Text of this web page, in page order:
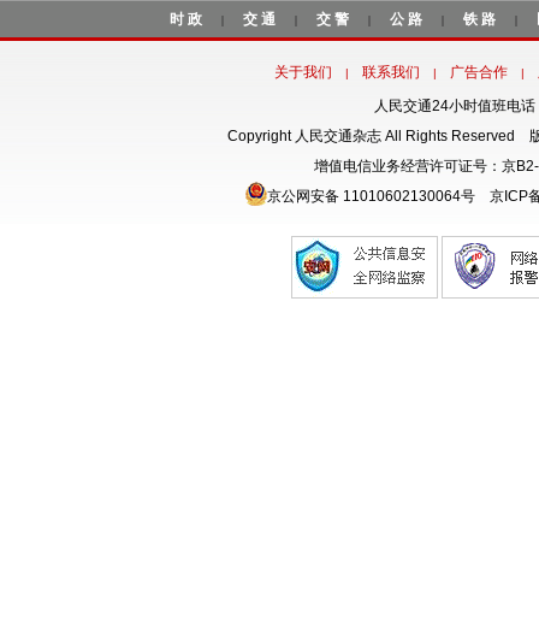
时政 交通 交警 公路 铁路
关于我们 联系我们 广告合作
人民交通24小时值班电
Copyright 人民交通杂志 All Rights Reserved
增值电信业务经营许可证号：京
京公网安备 11010602130064号
京ICP